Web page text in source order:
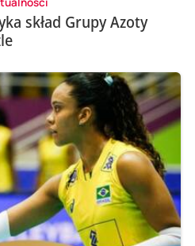
skład Grupy Azoty